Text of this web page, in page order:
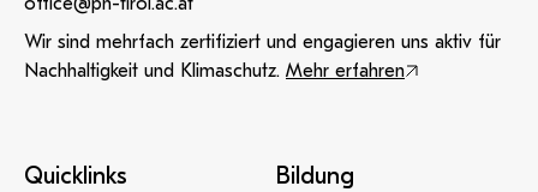
Wir sind mehrfach zertifiziert und engagieren uns aktiv für
Nachhaltigkeit und Klimaschutz. Mehr erfahren
Quicklinks Bildung